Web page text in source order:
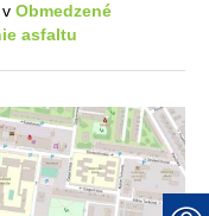
Obmedzené
asfaltu